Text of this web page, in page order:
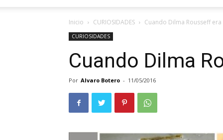
Inicio CURIOSIDADES Cuando Dilma Rousseff
CURIOSIDADES
Cuando Dilma
Por Alvaro Botero - 11/05/2016